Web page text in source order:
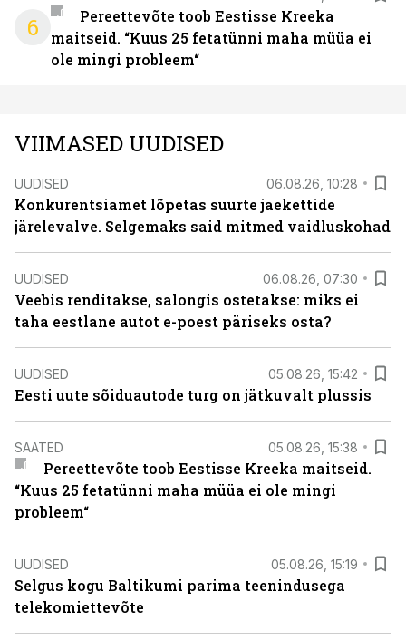
6
Pereettevõte toob Eestisse Kreeka
maitseid. “Kuus 25 fetatünni maha müüa ei
ole mingi probleem“
VIIMASED UUDISED
UUDISED 06.08.26, 10:28
Konkurentsiamet lõpetas suurte jaekettide
järelevalve. Selgemaks said mitmed vaidluskohad
UUDISED 06.08.26, 07:30
Veebis renditakse, salongis ostetakse: miks ei
taha eestlane autot e-poest päriseks osta?
UUDISED 05.08.26, 15:42
Eesti uute sõiduautode turg on jätkuvalt plussis
SAATED 05.08.26, 15:38
Pereettevõte toob Eestisse Kreeka maitseid.
“Kuus 25 fetatünni maha müüa ei ole mingi
probleem“
UUDISED 05.08.26, 15:19
Selgus kogu Baltikumi parima teenindusega
telekomiettevõte